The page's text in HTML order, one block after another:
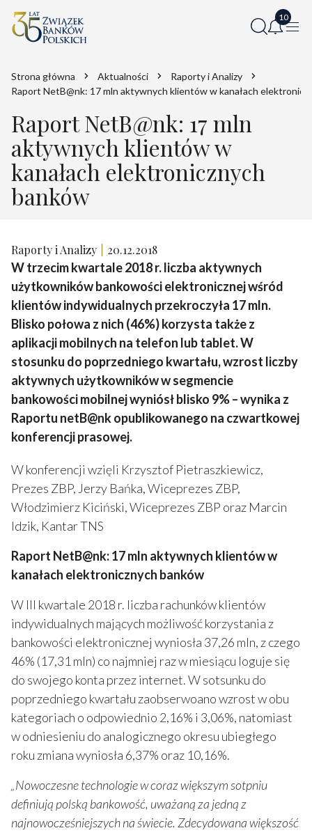
Strona główna Aktualności
Raporty i Analizy
Raport NetB@nk: 17 mln aktywnych klientów w kanałach
Raport NetB@nk: 17 mln
aktywnych klientów w
kanałach elektronicznych
banków
Raporty i Analizy 20.12.2018
W trzecim kwartale 2018 r. liczba aktywnych
użytkowników bankowości elektronicznej wśród
klientów indywidualnych przekroczyła 17 mln.
Blisko połowa z nich (46%) korzysta także z
aplikacji mobilnych na telefon lub tablet. W
stosunku do poprzedniego kwartału, wzrost liczby
aktywnych użytkowników w segmencie
bankowości mobilnej wyniósł blisko 9%– wynika z
Raportu netB@nk opublikowanego na czwartkowej
konferencji prasowej.
W konferencji wzięli Krzysztof Pietraszkiewicz,
Prezes ZBP, Jerzy Bańka, Wiceprezes ZBP,
Włodzimierz Kiciński, Wiceprezes ZBP oraz Marcin
Idzik, Kantar TNS
Raport NetB@nk: 17 mln aktywnych klientów w
kanałach elektronicznych banków
W III kwartale 2018 r. liczba rachunków klientów
indywidualnych mających możliwość korzystania z
bankowości elektronicznej wyniosła 37,26 mln, z czego
46% (17,31 mln) co najmniej raz w miesiącu loguje się
do swojego konta przez internet. W sotsunku do
poprzedniego kwartału zaobserwoano wzrost w obu
kategoriach o odpowiednio 2,16% i 3,06%, natomiast
w odniesieniu do analogicznego okresu ubiegłego
roku zmiana wyniosła 6,37% oraz 10,16%.
„Nowoczesne technologie w coraz większym sotpniu
definiują polską bankowość, uważaną za jedną z
najnowocześniejszych na świecie. Zdecydowana większość